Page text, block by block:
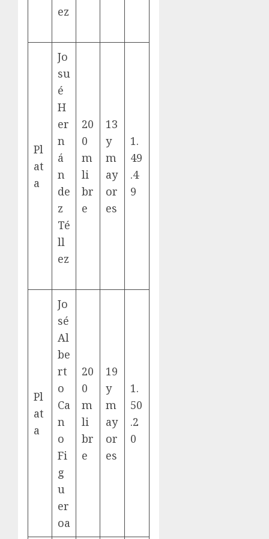
ez
Pl
at
a
Jo
su
é
H
er
n
á
n
de
z
Té
ll
ez
20
0
m
li
br
e
13
y
m
ay
or
es
1.
49
.4
9
Pl
at
a
Jo
sé
Al
be
rt
o
Ca
n
o
Fi
g
u
er
oa
20
0
m
li
br
e
19
y
m
ay
or
es
1.
50
.2
0